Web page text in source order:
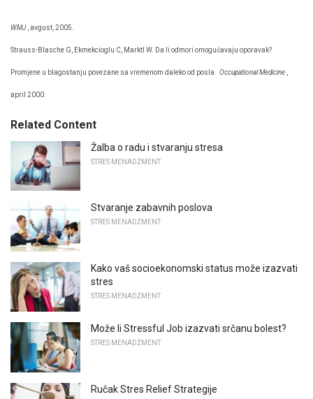
WMJ, avgust, 2005.
Strauss-Blasche G, Ekmekcioglu C, Marktl W. Da li odmori omogućavaju oporavak?
Promjene u blagostanju povezane sa vremenom daleko od posla. Occupational Medicine ,
april 2000.
Related Content
Žalba o radu i stvaranju stresa
STRES MENADŽMENT
Stvaranje zabavnih poslova
STRES MENADŽMENT
Kako vaš socioekonomski status može izazvati
stres
STRES MENADŽMENT
Može li Stressful Job izazvati srčanu bolest?
STRES MENADŽMENT
Ručak Stres Relief Strategije